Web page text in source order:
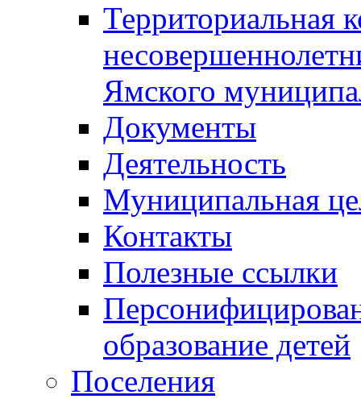
Территориальная
Ямского
Документы
Деятельность
Муниципальная
Контакты
Полезные ссылки
образование детей
Поселения